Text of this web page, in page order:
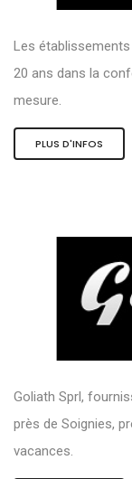
Les
20 ans dans la
mesure.
PLUS D'INFOS
Goliath Sprl,
près de Soignies,
vacances.